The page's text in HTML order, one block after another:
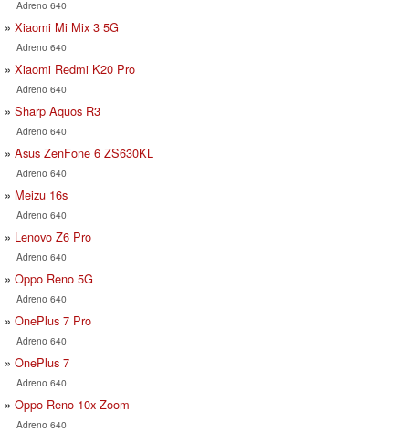
Adreno 640
Xiaomi Mi Mix 3 5G
Adreno 640
Xiaomi Redmi K20 Pro
Adreno 640
Sharp Aquos R3
Adreno 640
Asus ZenFone 6 ZS630KL
Adreno 640
Meizu 16s
Adreno 640
Lenovo Z6 Pro
Adreno 640
Oppo Reno 5G
Adreno 640
OnePlus 7 Pro
Adreno 640
OnePlus 7
Adreno 640
Oppo Reno 10x Zoom
Adreno 640